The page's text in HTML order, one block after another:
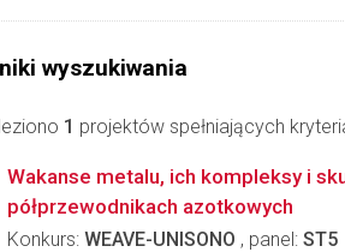
wyszukiwania
1 projektów spełniających
Wakanse metalu, ich kompleksy i
półprzewodnikach azotkowych
Konkurs: WEAVE-UNISONO , panel: ST5